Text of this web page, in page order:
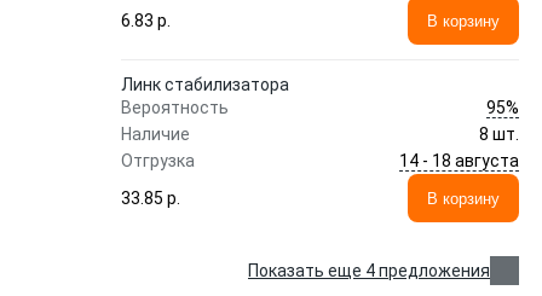
6.83 p.
В корзину
Линк стабилизатора
Вероятность
95%
Наличие
8 шт.
Отгрузка
14 - 18 августа
33.85 p.
В корзину
Показать еще 4 предложения